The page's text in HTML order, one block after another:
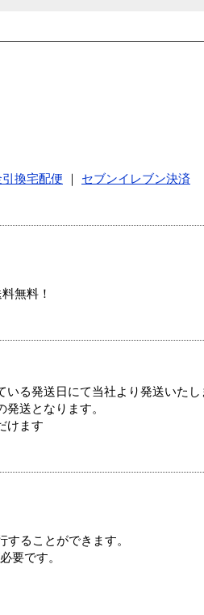
換宅配便
セブンイレブン決済
無料！
る発送日にて当社より発送いたし
送となります。
けます
ることができます。
要です。